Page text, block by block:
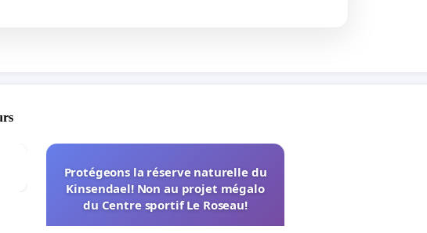
Protégeons la réserve naturelle du
Kinsendael! Non au projet mégalo
du Centre sportif Le Roseau!